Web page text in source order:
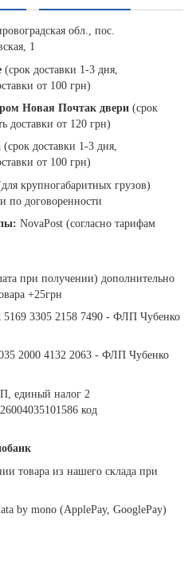
обл., пос.
1
(срок доставки 1-3 дня,
от 100 грн)
Новая Почтак двери (срок
доставки от 120 грн)
(срок доставки 1-3 дня,
от 100 грн)
крупногабаритных грузов)
по договоренности
NovaPost (согласно тарифам
при получении) дополнительно
+25грн
5169 3305 2158 7490 - ФЛП Чубенко
2000 4132 2063 - ФЛП Чубенко
единый налог 2
код
товара из нашего склада при
by mono (ApplePay, GooglePay)